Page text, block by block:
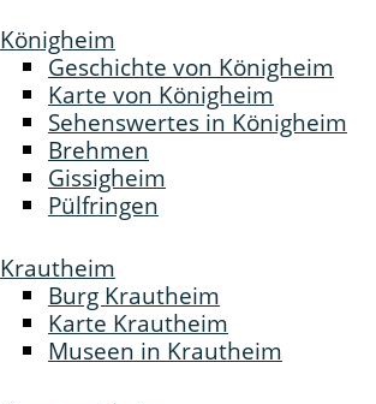
Königheim
Geschichte von Königheim
Karte von Königheim
Sehenswertes in Königheim
Brehmen
Gissigheim
Pülfringen
Krautheim
Burg Krautheim
Karte Krautheim
Museen in Krautheim